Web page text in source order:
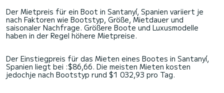
Der Mietpreis für ein Boot in Santanyí, Spanien variiert je
nach Faktoren wie Bootstyp, Größe, Mietdauer und
saisonaler Nachfrage. Größere Boote und Luxusmodelle
haben in der Regel höhere Mietpreise.
Der Einstiegpreis für das Mieten eines Bootes in Santanyí,
Spanien liegt bei :$86,66. Die meisten Mieten kosten
jedochje nach Bootstyp rund $1 032,93 pro Tag.